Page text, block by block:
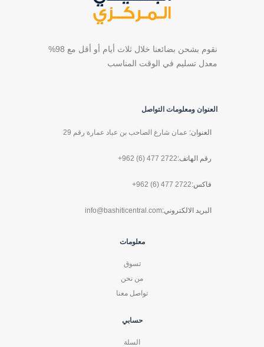
نقوم بشحن بضائعنا خلال ثلاث أيام أو أقل مع 98%
معدل تسليم في الوقت المناسب
العنوان ومعلومات التواصل
العنوان: عمان شارع الصاحب بن عباد عمارة رقم 29
رقم الهاتف:+962 (6) 477 2722
فاكس:+962 (6) 477 2722
البريد الالكتروني:info@bashiticentral.com
معلومات
تسوق
من نحن
تواصل معنا
حسابي
السلة